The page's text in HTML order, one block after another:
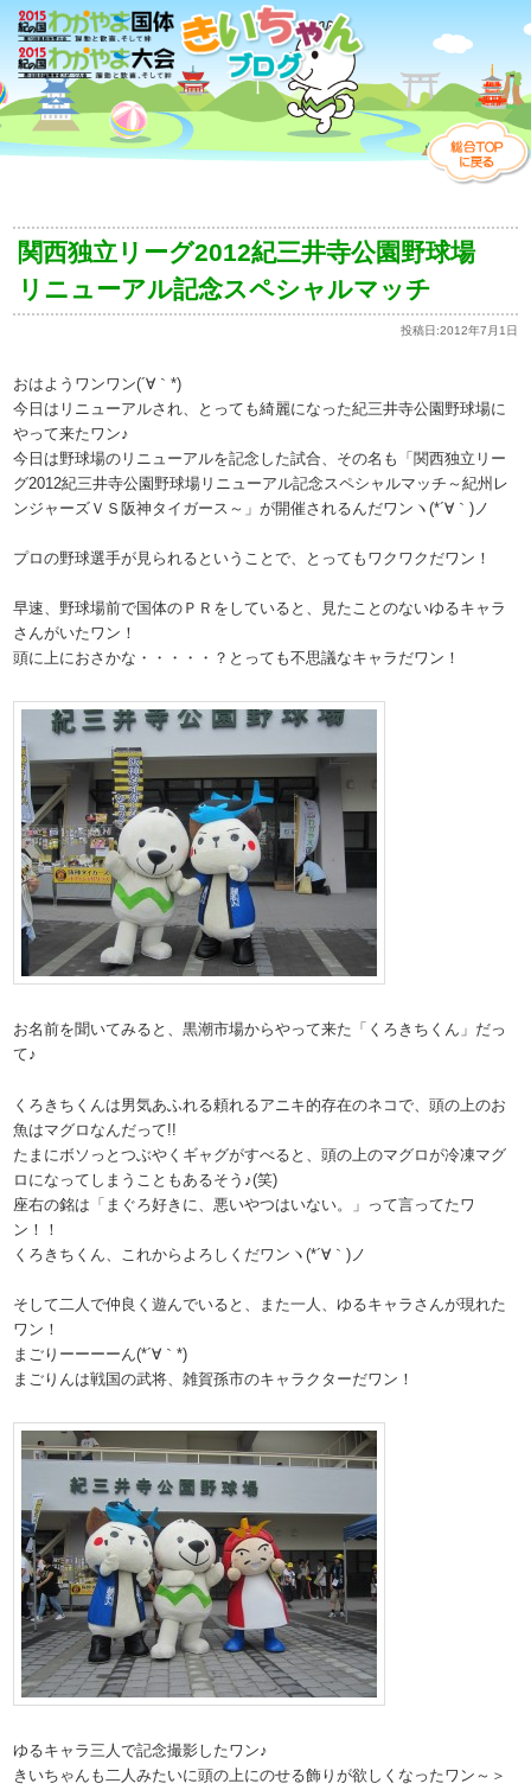
関西独立リーグ2012紀三井寺公園野球場
リニューアル記念スペシャルマッチ
投稿日:2012年7月1日
おはようワンワン(´∀｀*)
今日はリニューアルされ、とっても綺麗になった紀三井寺公園野球場に
やって来たワン♪
今日は野球場のリニューアルを記念した試合、その名も「関西独立リー
グ2012紀三井寺公園野球場リニューアル記念スペシャルマッチ～紀州レ
ンジャーズＶＳ阪神タイガース～」が開催されるんだワンヽ(*´∀｀)ノ
プロの野球選手が見られるということで、とってもワクワクだワン！
早速、野球場前で国体のＰＲをしていると、見たことのないゆるキャラ
さんがいたワン！
頭に上におさかな・・・・・？とっても不思議なキャラだワン！
お名前を聞いてみると、黒潮市場からやって来た「くろきちくん」だっ
て♪
くろきちくんは男気あふれる頼れるアニキ的存在のネコで、頭の上のお
魚はマグロなんだって!!
たまにボソっとつぶやくギャグがすべると、頭の上のマグロが冷凍マグ
ロになってしまうこともあるそう♪(笑)
座右の銘は「まぐろ好きに、悪いやつはいない。」って言ってたワ
ン！！
くろきちくん、これからよろしくだワンヽ(*´∀｀)ノ
そして二人で仲良く遊んでいると、また一人、ゆるキャラさんが現れた
ワン！
まごりーーーーん(*´∀｀*)
まごりんは戦国の武将、雑賀孫市のキャラクターだワン！
ゆるキャラ三人で記念撮影したワン♪
きいちゃんも二人みたいに頭の上にのせる飾りが欲しくなったワン～＞